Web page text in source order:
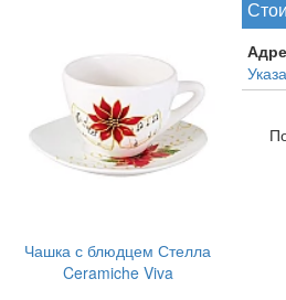
Чашка с блюдцем Стелла
Ceramiche Viva